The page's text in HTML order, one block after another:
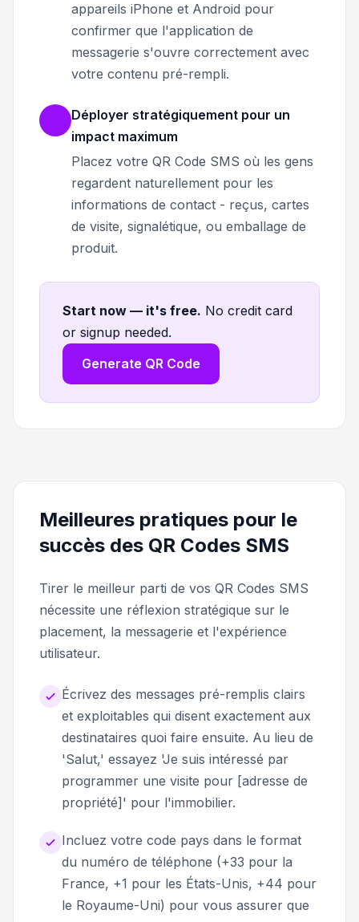
appareils iPhone et Android pour
confirmer que l'application de
messagerie s'ouvre correctement avec
votre contenu pré-rempli.
Déployer stratégiquement pour un
impact maximum
Placez votre QR Code SMS où les gens
regardent naturellement pour les
informations de contact - reçus, cartes
de visite, signalétique, ou emballage de
produit.
Start now — it's free. No credit card
or signup needed.
Generate QR Code
Meilleures pratiques pour le
succès des QR Codes SMS
Tirer le meilleur parti de vos QR Codes SMS
nécessite une réflexion stratégique sur le
placement, la messagerie et l'expérience
utilisateur.
Écrivez des messages pré-remplis clairs
et exploitables qui disent exactement aux
destinataires quoi faire ensuite. Au lieu de
'Salut,' essayez 'Je suis intéressé par
programmer une visite pour [adresse de
propriété]' pour l'immobilier.
Incluez votre code pays dans le format
du numéro de téléphone (+33 pour la
France, +1 pour les États-Unis, +44 pour
le Royaume-Uni) pour vous assurer que